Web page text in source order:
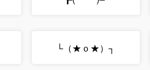
└（★ｏ★）┐